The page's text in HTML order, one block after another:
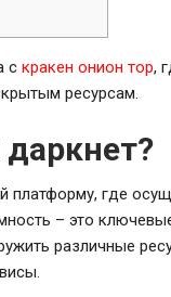
с кракен онион тор,
ресурсам.
платформу, где
– это
различные